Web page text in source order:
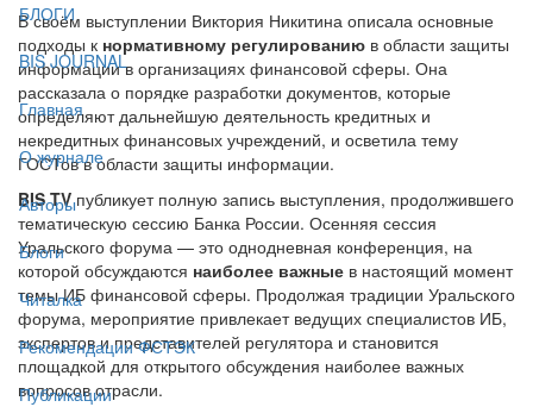
БЛОГИ
BIS JOURNAL
Главная
О журнале
Авторы
Блоги
Читалка
Рекомендации ФСТЭК
Публикации
В своём выступлении Виктория Никитина описала основные
подходы к нормативному регулированию в области защиты
информации в организациях финансовой сферы. Она
рассказала о порядке разработки документов, которые
определяют дальнейшую деятельность кредитных и
некредитных финансовых учреждений, и осветила тему
ГОСТов в области защиты информации.
BIS TVпубликует полную запись выступления, продолжившего
тематическую сессию Банка России. Осенняя сессия
Уральского форума — это однодневная конференция, на
которой обсуждаются наиболее важные в настоящий момент
темы ИБ финансовой сферы. Продолжая традиции Уральского
форума, мероприятие привлекает ведущих специалистов ИБ,
экспертов и представителей регулятора и становится
площадкой для открытого обсуждения наиболее важных
вопросов отрасли.